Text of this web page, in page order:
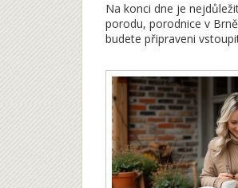
Na konci dne je
porodu, porodnice v
budete připraveni